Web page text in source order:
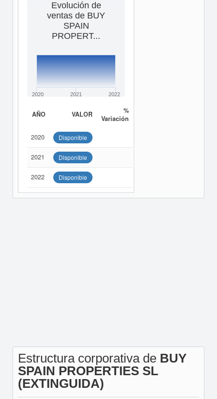
Evolución de
ventas de BUY
SPAIN
PROPERT...
2020 2021 2022
AÑO VALOR
%
Variación
2020 Disponible
2021 Disponible
2022 Disponible
Estructura corporativa de BUY
SPAIN PROPERTIES SL
(EXTINGUIDA)